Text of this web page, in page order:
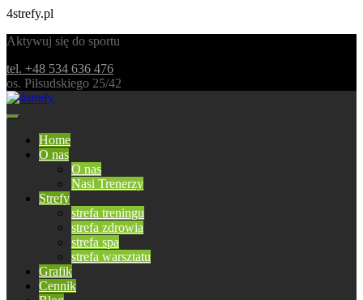
4strefy.pl
Aktywuj się do sportu
tel. +48 534 636 476
os. Piłsudskiego 25/42
Home
O nas
O nas
Nasi Trenerzy
Strefy
strefa treningu
strefa zdrowia
strefa spa
strefa warsztatu
Grafik
Cennik